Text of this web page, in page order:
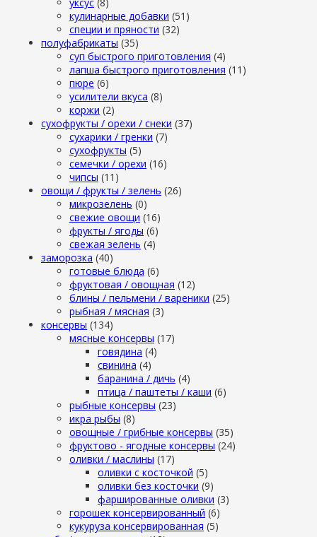
кулинарные добавки (51)
специи и пряности (32)
полуфабрикаты (35)
суп быстрого приготовления (4)
лапша быстрого приготовления (11)
пюре (6)
усилители вкуса (8)
коржи (2)
сухофрукты / орехи / снеки (37)
сухарики / гренки (7)
сухофрукты (5)
семечки / орехи (16)
чипсы (11)
овощи / фрукты / зелень (26)
микрозелень (0)
свежие овощи (16)
фрукты / ягоды (6)
свежая зелень (4)
заморозка (40)
готовые блюда (6)
фруктовая / овощная (12)
блины / пельмени / вареники (25)
рыбная / мясная (3)
консервы (134)
мясные консервы (17)
говядина (4)
свинина (4)
баранина / дичь (4)
птица / паштеты / каши (6)
рыбные консервы (23)
икра рыбы (8)
овощные / грибные консервы (35)
фруктово - ягодные консервы (24)
оливки / маслины (17)
оливки с косточкой (5)
оливки без косточки (9)
фаршированные оливки (3)
горошек консервированный (6)
кукуруза консервированная (5)